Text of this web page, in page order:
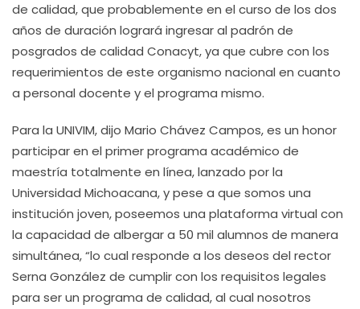
de calidad, que probablemente en el curso de los dos
años de duración logrará ingresar al padrón de
posgrados de calidad Conacyt, ya que cubre con los
requerimientos de este organismo nacional en cuanto
a personal docente y el programa mismo.
Para la UNIVIM, dijo Mario Chávez Campos, es un honor
participar en el primer programa académico de
maestría totalmente en línea, lanzado por la
Universidad Michoacana, y pese a que somos una
institución joven, poseemos una plataforma virtual con
la capacidad de albergar a 50 mil alumnos de manera
simultánea, “lo cual responde a los deseos del rector
Serna González de cumplir con los requisitos legales
para ser un programa de calidad, al cual nosotros